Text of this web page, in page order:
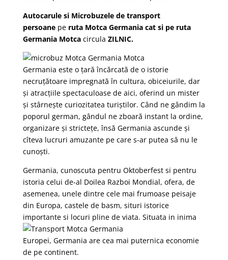
Autocarule si Microbuzele de transport
persoane pe ruta Motca Germania cat si pe ruta
Germania Motca circula ZILNIC.
Germania este o țară încărcată de o istorie
necruțătoare impregnată în cultura, obiceiurile, dar
și atracțiile spectaculoase de aici, oferind un mister
și stârnește curiozitatea turiștilor. Când ne gândim la
poporul german, gândul ne zboară instant la ordine,
organizare și strictețe, însă Germania ascunde și
cîteva lucruri amuzante pe care s-ar putea să nu le
cunoști.
Germania, cunoscuta pentru Oktoberfest si pentru
istoria celui de-al Doilea Razboi Mondial, ofera, de
asemenea, unele dintre cele mai frumoase peisaje
din Europa, castele de basm, situri istorice
importante si locuri pline de viata. Situata in inima
Europei, Germania are cea mai puternica economie
de pe continent.